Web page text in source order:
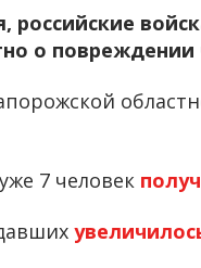
российские
о
7 человек